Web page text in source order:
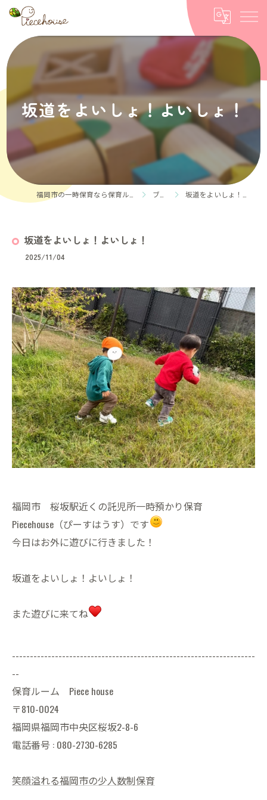
坂道をよいしょ！よいしょ！
ブログ 坂道をよいしょ！よいしょ！
坂道をよいしょ！よいしょ！
2025/11/04
福岡市 桜坂駅近くの託児所一時預かり保育
Piecehouse（ぴーすはうす）です
今日はお外に遊びに行きました！
坂道をよいしょ！よいしょ！
また遊びに来てね
--------------------------------------------------------------------
--
保育ルーム Piece house
〒810-0024
福岡県福岡市中央区桜坂2-8-6
電話番号 : 080-2730-6285
笑顔溢れる福岡市の少人数制保育